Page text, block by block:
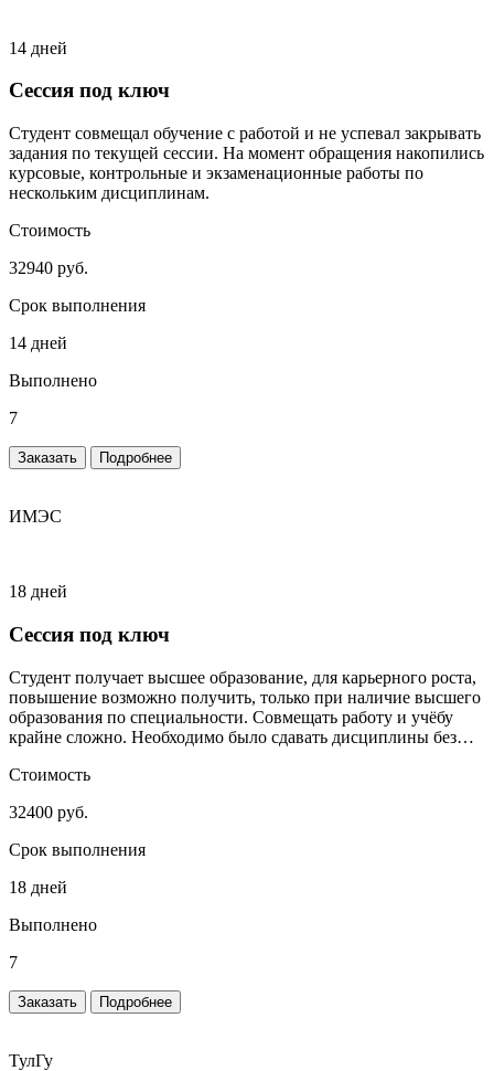
14 дней
Сессия под ключ
Студент совмещал обучение с работой и не успевал закрывать
задания по текущей сессии. На момент обращения накопились
курсовые, контрольные и экзаменационные работы по
нескольким дисциплинам.
Стоимость
32940 руб.
Срок выполнения
14 дней
Выполнено
7
Заказать Подробнее
ИМЭС
18 дней
Сессия под ключ
Студент получает высшее образование, для карьерного роста,
повышение возможно получить, только при наличие высшего
образования по специальности. Совмещать работу и учёбу
крайне сложно. Необходимо было сдавать дисциплины без
Стоимость
32400 руб.
Срок выполнения
18 дней
Выполнено
7
Заказать Подробнее
ТулГу